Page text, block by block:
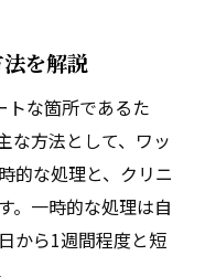
を解説
トな箇所であるた
な方法として、ワッ
的な処理と、クリニ
。一時的な処理は自
から1週間程度と短